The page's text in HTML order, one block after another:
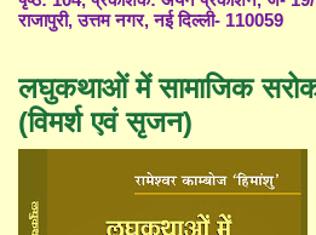
राजापुरी, उत्तम नगर, नई दिल्ली- 110059
लघुकथाओं में सामाजिक
(विमर्श एवं सृजन)